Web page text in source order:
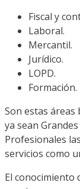
Fiscal y
Laboral.
Mercantil.
Jurídico.
LOPD.
Formación.
Son estas áreas
ya sean
Profesionales
servicios como
El conocimiento